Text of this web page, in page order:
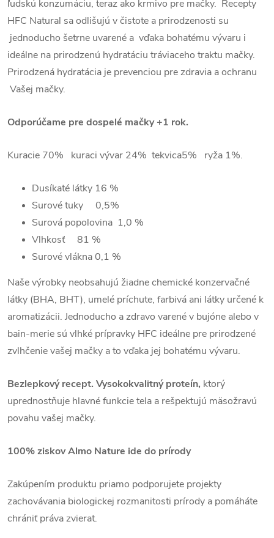
ľudskú konzumáciu, teraz ako krmivo pre mačky. Recepty
HFC Natural sa odlišujú v čistote a prirodzenosti su
jednoducho šetrne uvarené a vďaka bohatému vývaru i
ideálne na prirodzenú hydratáciu tráviaceho traktu mačky.
Prirodzená hydratácia je prevenciou pre zdravia a ochranu
Vašej mačky.
Odporúčame pre dospelé mačky +1 rok.
Kuracie 70% kuraci vývar 24% tekvica5% ryža 1%.
Dusíkaté látky 16 %
Surové tuky 0,5%
Surová popolovina 1,0 %
Vlhkosť 81 %
Surové vlákna 0,1 %
Naše výrobky neobsahujú žiadne chemické konzervačné
látky (BHA, BHT), umelé príchute, farbivá ani látky určené k
aromatizácii. Jednoducho a zdravo varené v bujóne alebo v
bain-merie sú vlhké prípravky HFC ideálne pre prirodzené
zvlhčenie vašej mačky a to vďaka jej bohatému vývaru.
Bezlepkový recept. Vysokokvalitný proteín, ktorý
uprednostňuje hlavné funkcie tela a rešpektujú mäsožravú
povahu vašej mačky.
100% ziskov Almo Nature ide do prírody
Zakúpením produktu priamo podporujete projekty
zachovávania biologickej rozmanitosti prírody a pomáháte
chrániť práva zvierat.